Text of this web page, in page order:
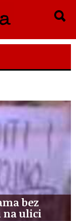
bez
na ulici